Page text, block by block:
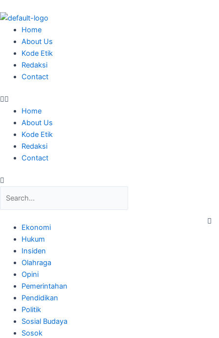
to
contentHome
About Us
Kode Etik
Redaksi
Contact
Menu
Home
About Us
Kode Etik
Redaksi
Contact
Ekonomi
Hukum
Insiden
Olahraga
Opini
Pemerintahan
Pendidikan
Politik
Sosial Budaya
Sosok